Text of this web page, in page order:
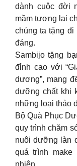
dành cuộc đời
mầm tương lai
chúng ta tặng
đáng.
Sambijo tặng
đỉnh cao với
dương”, mang
dưỡng chất khi
những loại thảo
Bộ Quà Phục
quy trình chăm
nuôi dưỡng làn
quá trình
nhiên.